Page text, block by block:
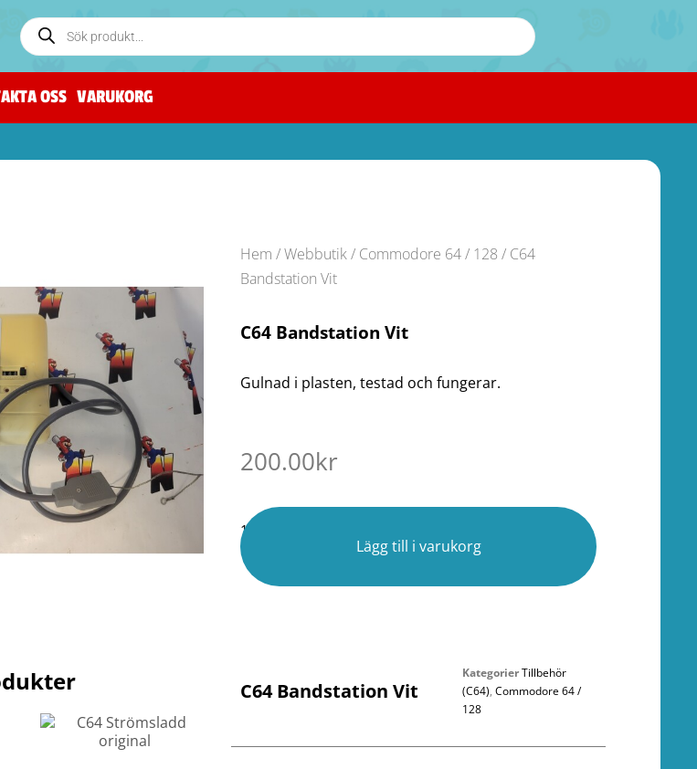
OSS VARUKORG
Hem /Webbutik/ Commodore 64 / 128 / C64
Bandstation Vit
C64 Bandstation Vit
Gulnad i plasten, testad och fungerar.
200.00kr
1 i lager
Lägg till i varukorg
C64 Bandstation Vit
KategorierTillbehör
(C64),Commodore 64 /
128